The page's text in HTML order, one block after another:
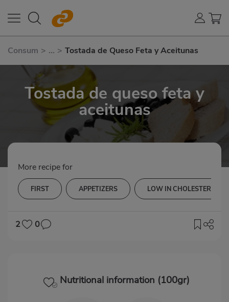
Consum > ... > Tostada de Queso Feta y Aceitunas
Tostada de queso feta y
aceitunas
More recipe for
FIRST APPETIZERS LOW IN CHOLESTEROL
2 0
Nutritional information (100gr)